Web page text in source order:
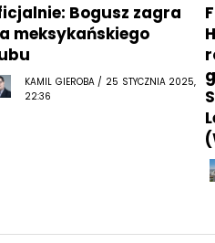
Bogusz zagra
meksykańskiego
KAMIL GIEROBA / 25 STYCZNIA 2025,
22:36